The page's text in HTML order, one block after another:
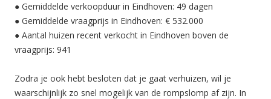
● Gemiddelde verkoopduur in Eindhoven: 49 dagen
● Gemiddelde vraagprijs in Eindhoven: € 532.000
● Aantal huizen recent verkocht in Eindhoven boven de
vraagprijs: 941
Zodra je ook hebt besloten dat je gaat verhuizen, wil je
waarschijnlijk zo snel mogelijk van de rompslomp af zijn. In